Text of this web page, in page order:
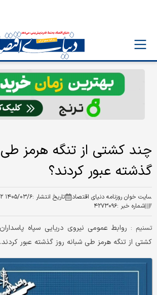
چند کشتی از تنگه هرمز طی
گذشته عبور کردند؟
سایت خوان روزنامه دنیای اقتصاد تاریخ انتشار :۱۴۰۵/۰۳/۶ ۲۰:۵۲
شماره خبر :۴۲۷۳۰۹۶
تسنیم :
کشتی از تنگه هرمز طی شبانه روز گذشته عبور کردند.